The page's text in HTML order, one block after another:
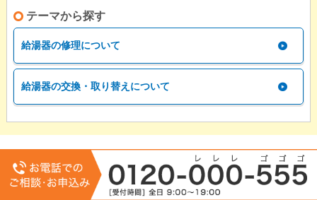
テーマから探す
給湯器の修理について
給湯器の交換・取り替えについて